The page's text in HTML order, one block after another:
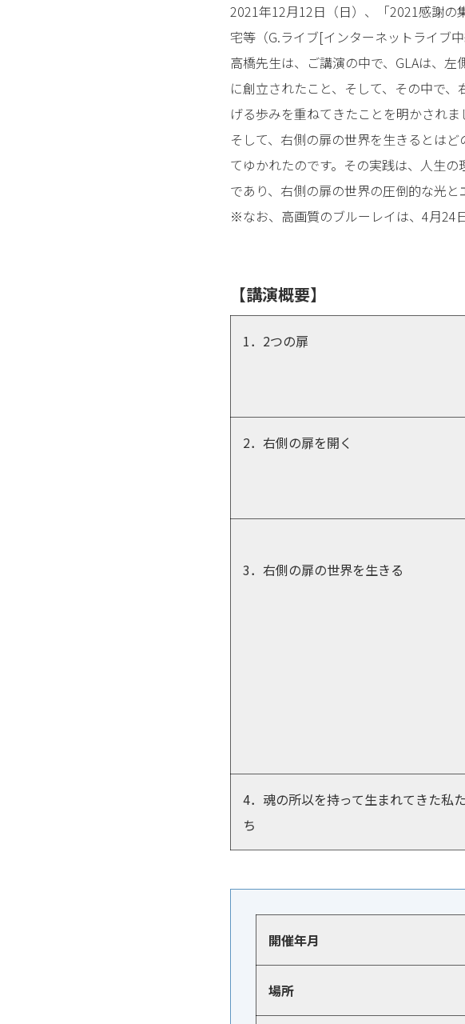
2021年12月12日（日）、「2021感謝の
宅等（G.ライブ[インターネットライブ
高橋先生は、ご講演の中で、GLAは、
に創立されたこと、そして、その中で
げる歩みを重ねてきたことを明かされま
そして、右側の扉の世界を生きるとはど
てゆかれたのです。その実践は、人生
であり、右側の扉の世界の圧倒的な光
※なお、高画質のブルーレイは、4月24
【講演概要】
1．2つの扉
2．右側の扉を開く
3．右側の扉の世界を生きる
4．魂の所以を持って生まれてきた私た
ち
開催年月
場所